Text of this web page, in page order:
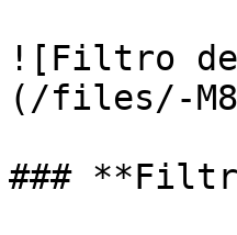
![Filtro de
(/files/-
###